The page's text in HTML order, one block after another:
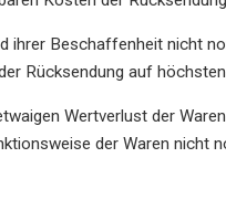
ihrer Beschaffenheit nicht
Rücksendung auf
Wertverlust der
der Waren nicht